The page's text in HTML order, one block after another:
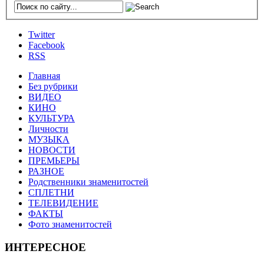
Twitter
Facebook
RSS
Главная
Без рубрики
ВИДЕО
КИНО
КУЛЬТУРА
Личности
МУЗЫКА
НОВОСТИ
ПРЕМЬЕРЫ
РАЗНОЕ
Родственники знаменитостей
СПЛЕТНИ
ТЕЛЕВИДЕНИЕ
ФАКТЫ
Фото знаменитостей
ИНТЕРЕСНОЕ